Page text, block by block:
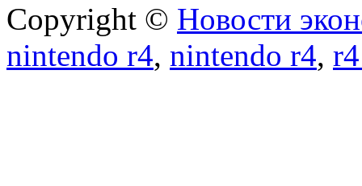
Copyright © Новости
nintendo r4, nintendo r4,